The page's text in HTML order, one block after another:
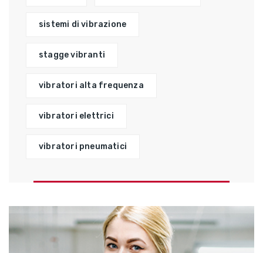
sistemi di vibrazione
stagge vibranti
vibratori alta frequenza
vibratori elettrici
vibratori pneumatici